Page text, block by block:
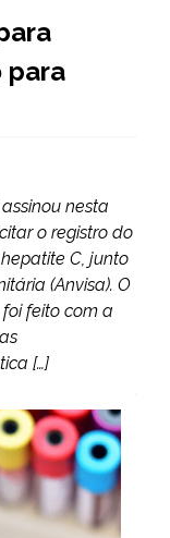
para
nesta
o registro do
C, junto
(Anvisa). O
feito com a
[…]